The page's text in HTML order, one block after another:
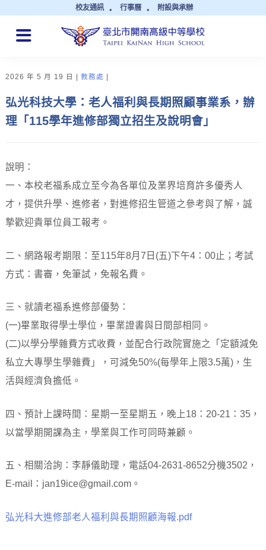
校友通訊 行事曆 附設與承辦
QUICK LINKS
2026 年 5 月 19 日 教務處
弘光科技大學：老人福利與長期照顧事業系，辦
理「115學年進修部獨立招生及說明會」
說明：
一、本校老福系成立至今為各單位及業界培育許多優秀人
才，提供升學、進修者，對進修招生管道之參考與了解，誠
摯歡迎貴單位員工報考。
二、網路報考期限：至115年8月7日(五)下午4：00止；考試
方式：書審，免筆試，免報名費。
三、就讀老福系進修部優勢：
(一)畢業取得學士學位，畢業證書與日間部相同。
(二)以學分學雜費方式收費，並配合行政院實施之「定額減免
私立大專學生學雜費」，可減免50%(每學年上限3.5萬)，生
活與經濟負擔低。
四、預計上課時間：星期一至星期五，晚上18：20-21：35，
以當學期開課為主，學業與工作可同時兼顧。
五、相關洽詢：李靜儀助理，電話04-2631-8652分機3502，
E-mail：jan19ice@gmail.com。
弘光科大進修部老人福利與長期照顧海報.pdf